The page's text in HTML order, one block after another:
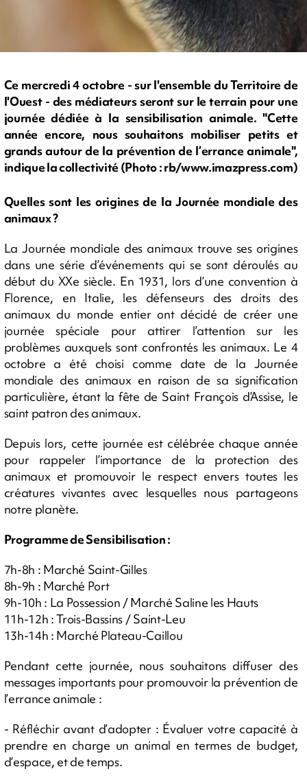
Ce mercredi 4 octobre - sur l'ensemble du Territoire de
l'Ouest - des médiateurs seront sur le terrain pour une
journée dédiée à la sensibilisation animale. "Cette
année encore, nous souhaitons mobiliser petits et
grands autour de la prévention de l’errance animale",
indique la collectivité (Photo : rb/www.imazpress.com)
Quelles sont les origines de la Journée mondiale des
animaux ?
La Journée mondiale des animaux trouve ses origines
dans une série d’événements qui se sont déroulés au
début du XXe siècle. En 1931, lors d’une convention à
Florence, en Italie, les défenseurs des droits des
animaux du monde entier ont décidé de créer une
journée spéciale pour attirer l’attention sur les
problèmes auxquels sont confrontés les animaux. Le 4
octobre a été choisi comme date de la Journée
mondiale des animaux en raison de sa signification
particulière, étant la fête de Saint François d’Assise, le
saint patron des animaux.
Depuis lors, cette journée est célébrée chaque année
pour rappeler l’importance de la protection des
animaux et promouvoir le respect envers toutes les
créatures vivantes avec lesquelles nous partageons
notre planète.
Programme de Sensibilisation :
7h-8h : Marché Saint-Gilles
8h-9h : Marché Port
9h-10h : La Possession / Marché Saline les Hauts
11h-12h : Trois-Bassins / Saint-Leu
13h-14h : Marché Plateau-Caillou
Pendant cette journée, nous souhaitons diffuser des
messages importants pour promouvoir la prévention de
l’errance animale :
- Réfléchir avant d’adopter : Évaluer votre capacité à
prendre en charge un animal en termes de budget,
d’espace, et de temps.